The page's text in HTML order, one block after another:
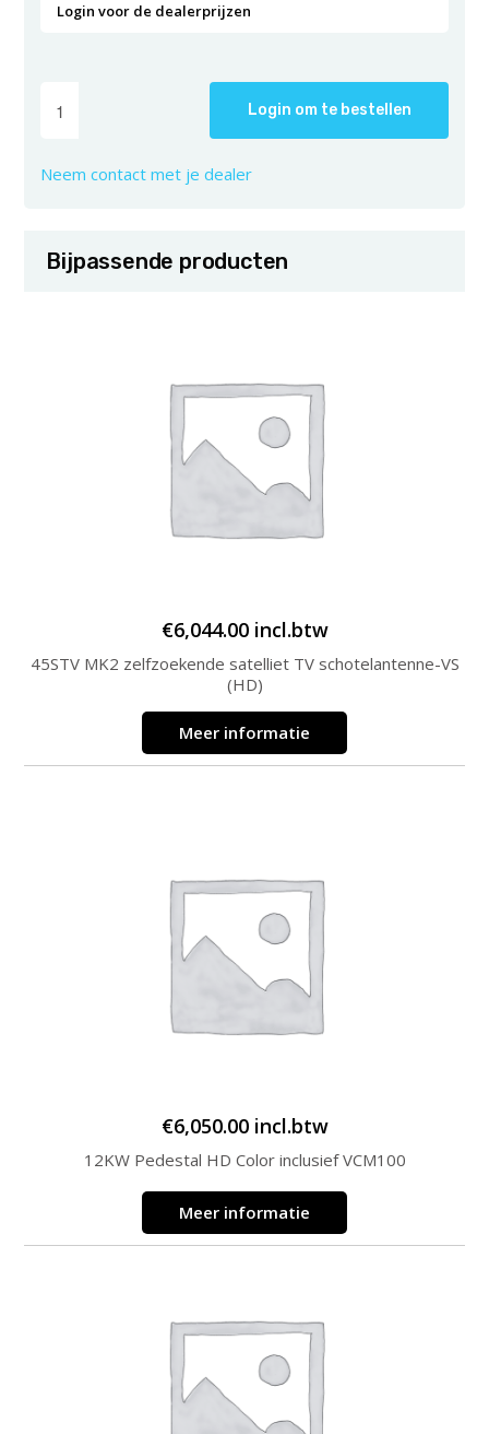
Login voor de dealerprijzen
Login om te bestellen
Neem contact met je dealer
Bijpassende producten
€6,044.00 incl.btw
45STV MK2 zelfzoekende satelliet TV schotelantenne-VS
(HD)
Meer informatie
€6,050.00 incl.btw
12KW Pedestal HD Color inclusief VCM100
Meer informatie